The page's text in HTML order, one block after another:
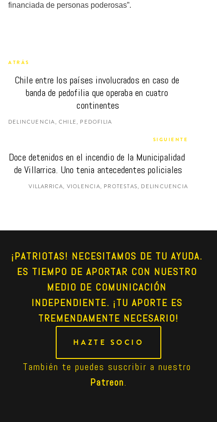
financiada de personas poderosas”.
ATRÁS
Chile entre los países involucrados en caso de
banda de pedofilia que operaba en cuatro
continentes
DELINCUENCIA, CHILE, PEDOFILIA
SIGUIENTE
Doce detenidos en el incendio de la Municipalidad
de Villarrica. Uno tenia antecedentes policiales
VILLARRICA, VIOLENCIA, PROTESTAS, DELINCUENCIA
¡PATRIOTAS! NECESITAMOS DE TU AYUDA.
ES TIEMPO DE APORTAR CON NUESTRO
MEDIO DE COMUNICACIÓN
INDEPENDIENTE. ¡TU APORTE ES
TREMENDAMENTE NECESARIO!
HAZTE SOCIO
Patreon.